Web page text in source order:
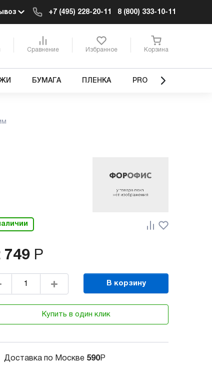
+7 (495) 228-20-11 8 (800) 333-10-11
Сравнение Избранное Корзина
БУМАГА ПЛЕНКА PRO
749 Р
В корзину
Купить в один клик
Доставка по Москве 590Р